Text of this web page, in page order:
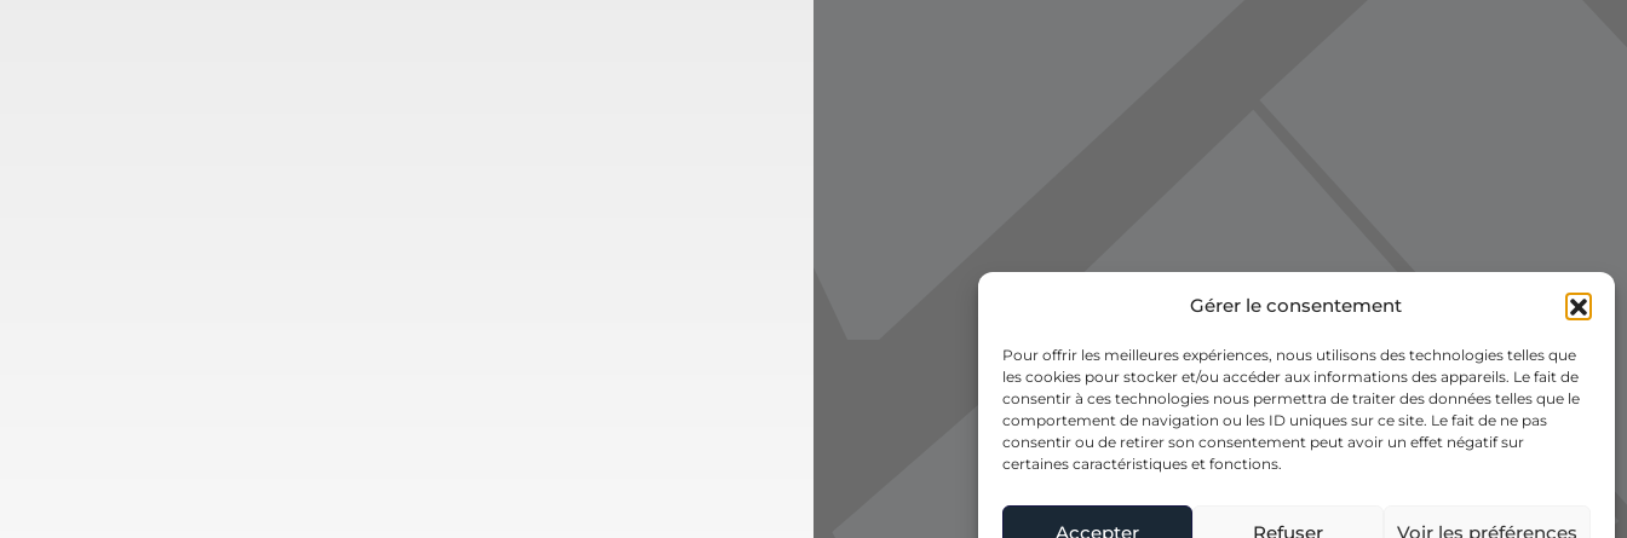
Gérer le consentement
Pour offrir les meilleures expériences, nous utilisons des technologies telles que
les cookies pour stocker et/ou accéder aux informations des appareils. Le fait de
consentir à ces technologies nous permettra de traiter des données telles que le
comportement de navigation ou les ID uniques sur ce site. Le fait de ne pas
consentir ou de retirer son consentement peut avoir un effet négatif sur
certaines caractéristiques et fonctions.
Accepter Refuser Voir les préférences